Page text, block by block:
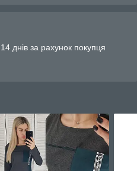
днів за рахунок покупця